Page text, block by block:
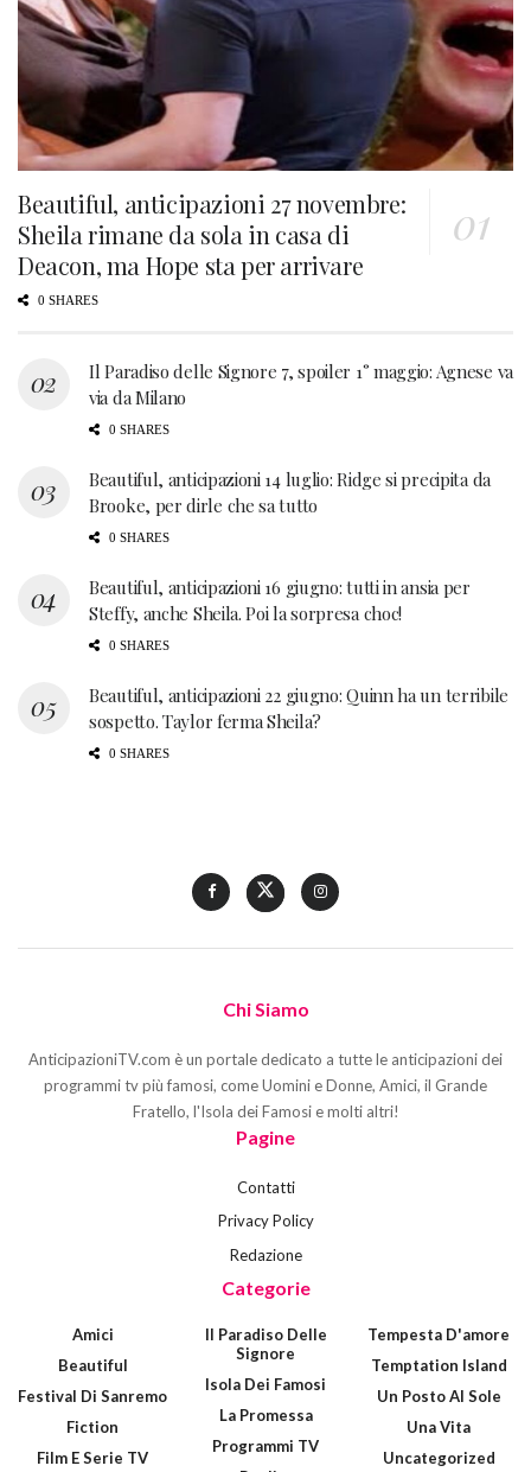
Beautiful, anticipazioni 27 novembre:
Sheila rimane da sola in casa di
Deacon, ma Hope sta per arrivare
0 SHARES
Il Paradiso delle Signore 7, spoiler 1° maggio: Agnese va
via da Milano
0 SHARES
Beautiful, anticipazioni 14 luglio: Ridge si precipita da
Brooke, per dirle che sa tutto
0 SHARES
Beautiful, anticipazioni 16 giugno: tutti in ansia per
Steffy, anche Sheila. Poi la sorpresa choc!
0 SHARES
Beautiful, anticipazioni 22 giugno: Quinn ha un terribile
sospetto. Taylor ferma Sheila?
0 SHARES
Chi Siamo
AnticipazioniTV.com è un portale dedicato a tutte le anticipazioni dei
programmi tv più famosi, come Uomini e Donne, Amici, il Grande
Fratello, l'Isola dei Famosi e molti altri!
Pagine
Contatti
Privacy Policy
Redazione
Categorie
Amici
Beautiful
Festival Di Sanremo
Fiction
Film E Serie TV
Il Paradiso Delle
Signore
Isola Dei Famosi
La Promessa
Programmi TV
Tempesta D'amore
Temptation Island
Un Posto Al Sole
Una Vita
Uncategorized